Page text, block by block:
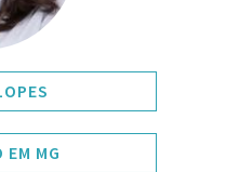
EM MG